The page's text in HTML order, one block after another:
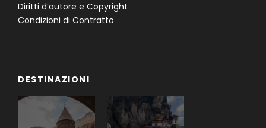
Diritti d’autore e Copyright
Condizioni di Contratto
DESTINAZIONI